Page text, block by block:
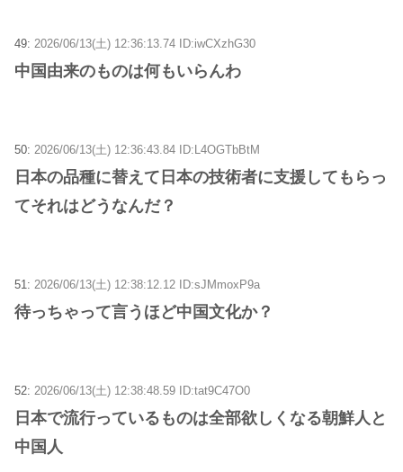
49: 2026/06/13(土) 12:36:13.74 ID:iwCXzhG30
中国由来のものは何もいらんわ
50: 2026/06/13(土) 12:36:43.84 ID:L4OGTbBtM
日本の品種に替えて日本の技術者に支援してもらっ
てそれはどうなんだ？
51: 2026/06/13(土) 12:38:12.12 ID:sJMmoxP9a
待っちゃって言うほど中国文化か？
52: 2026/06/13(土) 12:38:48.59 ID:tat9C47O0
日本で流行っているものは全部欲しくなる朝鮮人と
中国人